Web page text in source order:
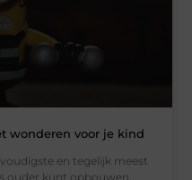
wonderen voor je kind
en tegelijk meest
ouder kunt opbouwen.